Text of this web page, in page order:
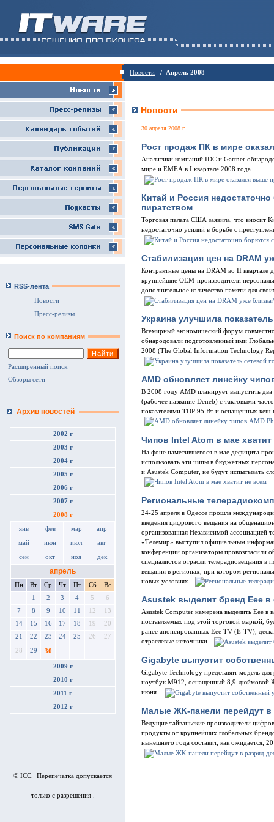
Новости / Апрель 2008
RSS-лента
Новости
Пресс-релизы
Поиск по компаниям
Расширенный поиск
Обзоры сети
Архив новостей
2002 г
2003 г
2004 г
2005 г
2006 г
2007 г
2008 г
янв фев мар апр
май июн июл авг
сен окт ноя дек
апрель
Пн Вт Ср Чт Пт Сб
Вс
1
2 3 4 5
6
7
8 9 10 11 12
13
14
15 16 17 18 19
20
21
22 23 24 25 26 27
28 29 30
2009 г
2010 г
2011 г
2012 г
© ICC. Перепечатка допускается
только с разрешения .
Новости
30 апреля 2008 г
Рост продаж ПК в мире
Аналитики компаний IDC и Gartner
мире и ЕМЕА в I квартале 2008 года.
Китай и Россия
пиратством
Торговая палата США заявила, что вносит
недостаточно усилий в борьбе с
Стабилизация цен на DRAM
Контрактные цены на DRAM во II квартале
крупнейшие ОЕМ-производители
дополнительное количество памяти для
Украина улучшила
Всемирный экономический форум
обнародовали подготовленный ими
2008 (The Global Information Technology
AMD обновляет линейку
В 2008 году AMD планирует выпустить
(рабочее название Deneb) с тактовыми
показателями TDP 95 Вт и оснащенных
Чипов Intel Atom в мае хватит
На фоне наметившегося в мае дефицита
использовать эти чипы в бюджетных
и Asustek Computer, не будут испытывать
Региональные
24-25 апреля в Одессе прошла
введения цифрового вещания на
организованная Независимой ассоциацией
«Телемир» выступил официальным
конференции организаторы провозгласили
специалистов отрасли телерадиовещания в
вещания в регионах, при котором
новых условиях.
Asustek выделит бренд Eee в
Asustek Computer намерена выделить Eee в
поставляемых под этой торговой маркой,
ранее анонсированных Eee TV (E-TV),
отраслевые источники.
Gigabyte выпустит
Gigabyte Technology представит модель
ноутбук M912, оснащенный 8,9-дюймовой
июня.
Малые ЖК-панели перейдут
Ведущие тайваньские производители
продукты от крупнейших глобальных
нынешнего года составит, как ожидается,